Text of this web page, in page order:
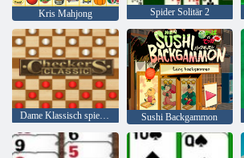
Kris Mahjong Spider Solitär 2
Dame Klassisch spielen Sushi Backgammon